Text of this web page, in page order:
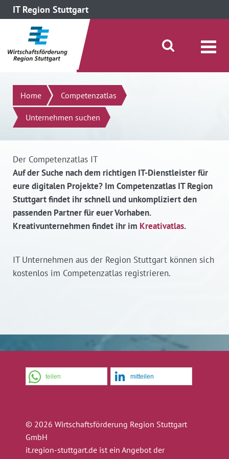
IT Region Stuttgart
direkt zum Inhalt dieser Seite
direkt zum Menü springen
Suche öffnen/schließen
Suchen
Home Competenzatlas
Unternehmen suchen
Der Competenzatlas IT
Auf der Suche nach dem richtigen IT-Dienstleister für
eure digitalen Projekte? Im Competenzatlas IT Region
Stuttgart findet ihr schnell und unkompliziert den
passenden Partner für euer Vorhaben.
Kreativunternehmen findet ihr im Kreativatlas.
IT Unternehmen aus der Region Stuttgart können sich
kostenlos im Competenzatlas registrieren.
teilen mitteilen
© 2026 Wirtschaftsförderung Region Stuttgart
GmbH
it.region-stuttgart.de ist ein Angebot der